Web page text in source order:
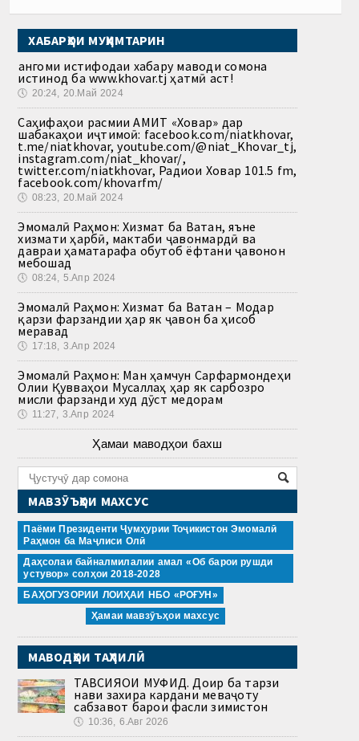
ХАБАРҲОИ МУҲИМТАРИН
Ҳангоми истифодаи хабару маводи сомона
истинод ба www.khovar.tj ҳатмӣ аст!
🕔 20:24, 20.Май 2024
Саҳифаҳои расмии АМИТ «Ховар» дар
шабакаҳои иҷтимоӣ: facebook.com/niatkhovar,
t.me/niatkhovar, youtube.com/@niat_Khovar_tj,
instagram.com/niat_khovar/,
twitter.com/niatkhovar, Радиои Ховар 101.5 fm,
facebook.com/khovarfm/
🕔 08:23, 20.Май 2024
Эмомалӣ Раҳмон: Хизмат ба Ватан, яъне
хизмати ҳарбӣ, мактаби ҷавонмардӣ ва
давраи ҳаматарафа обутоб ёфтани ҷавонон
мебошад
🕔 08:24, 5.Апр 2024
Эмомалӣ Раҳмон: Хизмат ба Ватан – Модар
қарзи фарзандии ҳар як ҷавон ба ҳисоб
меравад
🕔 17:18, 3.Апр 2024
Эмомалӣ Раҳмон: Ман ҳамчун Сарфармондеҳи
Олии Қувваҳои Мусаллаҳ ҳар як сарбозро
мисли фарзанди худ дӯст медорам
🕔 11:27, 3.Апр 2024
Ҳамаи маводҳои бахш
МАВЗӮЪҲОИ МАХСУС
Паёми Президенти Ҷумҳурии Тоҷикистон Эмомалӣ
Раҳмон ба Маҷлиси Олӣ
Даҳсолаи байналмилалии амал «Об барои рушди
устувор» солҳои 2018-2028
БАҲОГУЗОРИИ ЛОИҲАИ НБО «РОҒУН»
Ҳамаи мавзӯъҳои махсус
МАВОДҲОИ ТАҲЛИЛӢ
ТАВСИЯҲОИ МУФИД. Доир ба тарзи
нави захира кардани меваҷоту
сабзавот барои фасли зимистон
🕔 10:36, 6.Авг 2026